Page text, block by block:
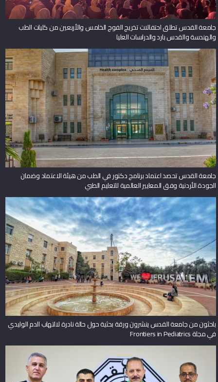
جامعة القدس تطلق احتفالات تخريج الفوج الخامس والأربعين من كليات الطب
والهندسة والقدس بارد والدراسات العليا
جامعة القدس تحصد اعتماد برنامج دكتور في الطب من هيئة الاعتماد وضمان
الجودة الأردنية وفق المعايير العالمية للتعليم الطبي
باحثون من جامعة القدس ينشرون ورقة بحثية حول حالة نادرة لالتهاب الدم الوليدي
في مجلة Frontiers in Pediatrics